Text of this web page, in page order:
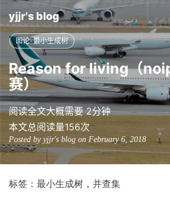
yjjr's blog
图论-最小生成树
Reason for living（
赛）
阅读全文大概需要 2分钟
本文总阅读量156次
Posted by yjjr's blog on February 6, 2018
标签：最小生成树，并查集